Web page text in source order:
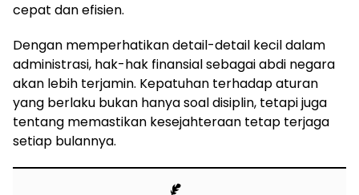
cepat dan efisien.
Dengan memperhatikan detail-detail kecil dalam
administrasi, hak-hak finansial sebagai abdi negara
akan lebih terjamin. Kepatuhan terhadap aturan
yang berlaku bukan hanya soal disiplin, tetapi juga
tentang memastikan kesejahteraan tetap terjaga
setiap bulannya.